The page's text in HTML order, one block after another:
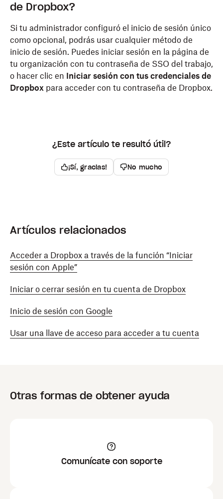
de Dropbox?
Si tu administrador configuró el inicio de sesión único
como opcional, podrás usar cualquier método de
inicio de sesión. Puedes iniciar sesión en la página de
tu organización con tu contraseña de SSO del trabajo,
o hacer clic en Iniciar sesión con tus credenciales de
Dropbox para acceder con tu contraseña de Dropbox.
¿Este artículo te resultó útil?
¡Sí, gracias! No mucho
Artículos relacionados
Acceder a Dropbox a través de la función “Iniciar
sesión con Apple”
Iniciar o cerrar sesión en tu cuenta de Dropbox
Inicio de sesión con Google
Usar una llave de acceso para acceder a tu cuenta
Otras formas de obtener ayuda
Comunícate con soporte